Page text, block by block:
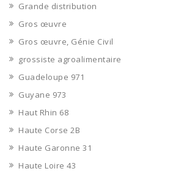
Grande distribution
Gros œuvre
Gros œuvre, Génie Civil
grossiste agroalimentaire
Guadeloupe 971
Guyane 973
Haut Rhin 68
Haute Corse 2B
Haute Garonne 31
Haute Loire 43